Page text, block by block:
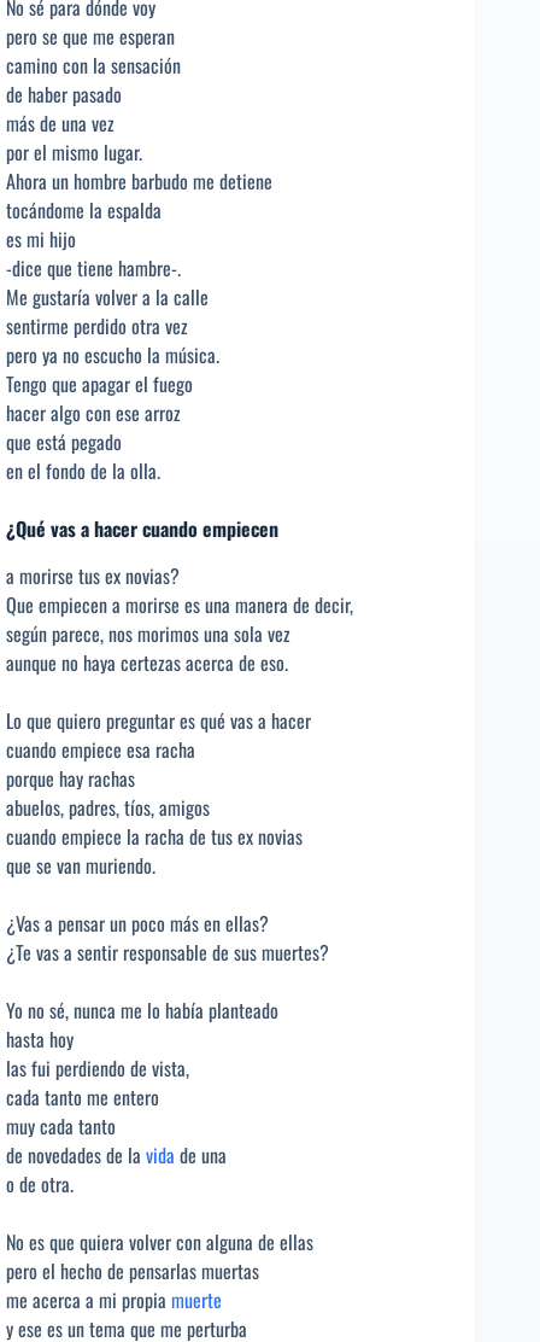
No sé para dónde voy
pero se que me esperan
camino con la sensación
de haber pasado
más de una vez
por el mismo lugar.
Ahora un hombre barbudo me detiene
tocándome la espalda
es mi hijo
-dice que tiene hambre-.
Me gustaría volver a la calle
sentirme perdido otra vez
pero ya no escucho la música.
Tengo que apagar el fuego
hacer algo con ese arroz
que está pegado
en el fondo de la olla.
¿Qué vas a hacer cuando empiecen
a morirse tus ex novias?
Que empiecen a morirse es una manera de decir,
según parece, nos morimos una sola vez
aunque no haya certezas acerca de eso.
Lo que quiero preguntar es qué vas a hacer
cuando empiece esa racha
porque hay rachas
abuelos, padres, tíos, amigos
cuando empiece la racha de tus ex novias
que se van muriendo.
¿Vas a pensar un poco más en ellas?
¿Te vas a sentir responsable de sus muertes?
Yo no sé, nunca me lo había planteado
hasta hoy
las fui perdiendo de vista,
cada tanto me entero
muy cada tanto
de novedades de la vida de una
o de otra.
No es que quiera volver con alguna de ellas
pero el hecho de pensarlas muertas
me acerca a mi propia muerte
y ese es un tema que me perturba